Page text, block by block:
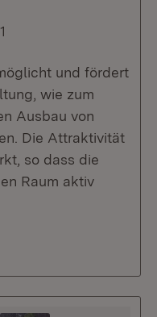
und fördert
wie zum
Ausbau von
Die Attraktivität
so dass die
Raum aktiv